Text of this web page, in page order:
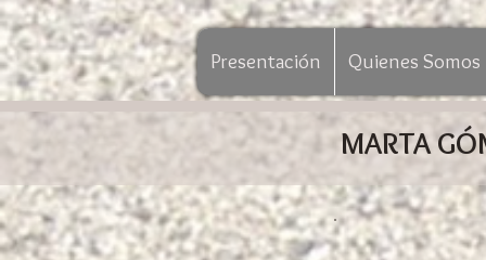
Presentación Quienes Somos
MARTA